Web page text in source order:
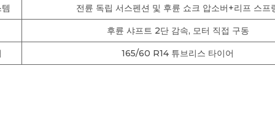
전륜 독립 서스펜션 및 후륜 쇼크 압소버+리프 스프
후륜 샤프트 2단 감속, 모터 직접 구동
165/60 R14 튜브리스 타이어